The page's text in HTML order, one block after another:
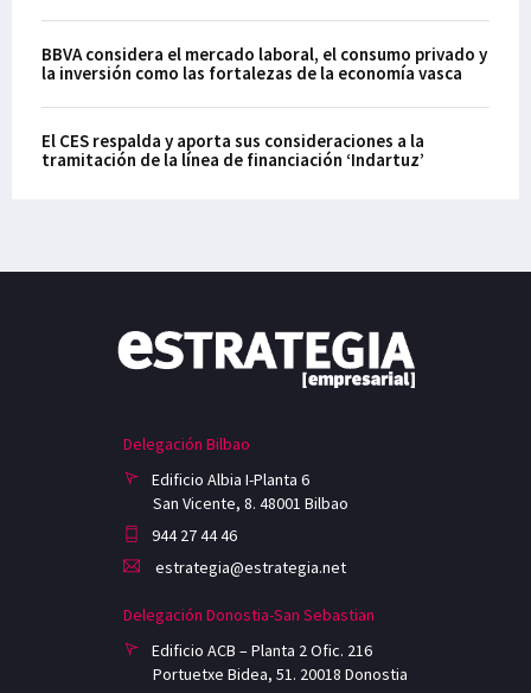
BBVA considera el mercado laboral, el consumo privado y
la inversión como las fortalezas de la economía vasca
El CES respalda y aporta sus consideraciones a la
tramitación de la línea de financiación ‘Indartuz’
Delegación Bilbao
Edificio Albia I-Planta 6
San Vicente, 8. 48001 Bilbao
944 27 44 46
estrategia@estrategia.net
Delegación Donostia-San Sebastian
Edificio ACB – Planta 2 Ofic. 216
Portuetxe Bidea, 51. 20018 Donostia